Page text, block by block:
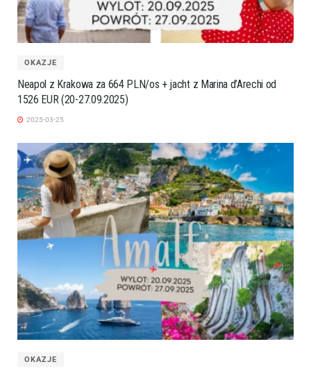
OKAZJE
Neapol z Krakowa za 664 PLN/os + jacht z Marina d’Arechi od
1526 EUR (20-27.09.2025)
2025-03-25
OKAZJE